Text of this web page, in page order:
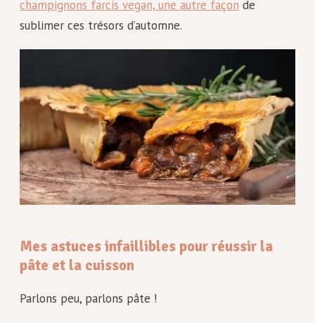
champignons farcis vegan, une autre façon de
sublimer ces trésors d’automne.
Mes astuces infaillibles pour réussir la
pâte et la cuisson
Parlons peu, parlons pâte !